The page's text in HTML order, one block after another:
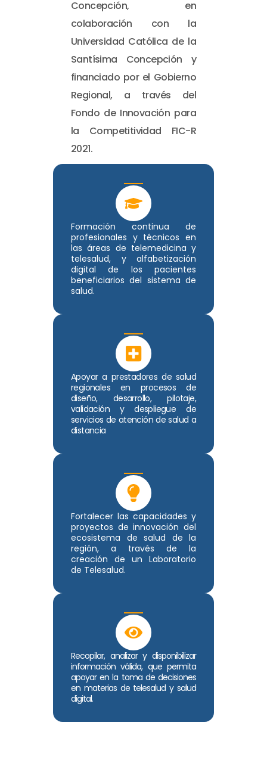
Formación continua de
profesionales y técnicos en
las áreas de telemedicina y
telesalud, y alfabetización
digital de los pacientes
beneficiarios del sistema de
salud.
Apoyar a prestadores de salud
regionales en procesos de
diseño, desarrollo, pilotaje,
validación y despliegue de
servicios de atención de salud a
distancia
Fortalecer las capacidades y
proyectos de innovación del
ecosistema de salud de la
región, a través de la
creación de un Laboratorio
de Telesalud.
Recopilar, analizar y disponibilizar
información válida, que permita
apoyar en la toma de decisiones
en materias de telesalud y salud
digital.
Concepción, en
colaboración con la
Universidad Católica de la
Santísima Concepción y
financiado por el Gobierno
Regional, a través del
Fondo de Innovación para
la Competitividad FIC-R
2021.